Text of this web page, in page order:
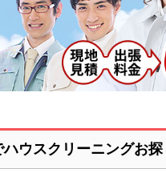
ウスクリーニングお探